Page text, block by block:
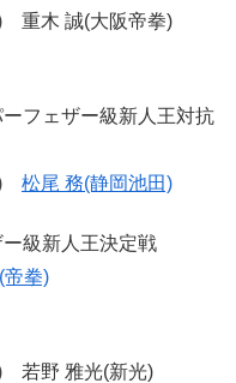
重木 誠(大阪帝拳)
フェザー級新人王対抗
) 松尾 務(静岡池田)
級新人王決定戦
帝拳)
若野 雅光(新光)